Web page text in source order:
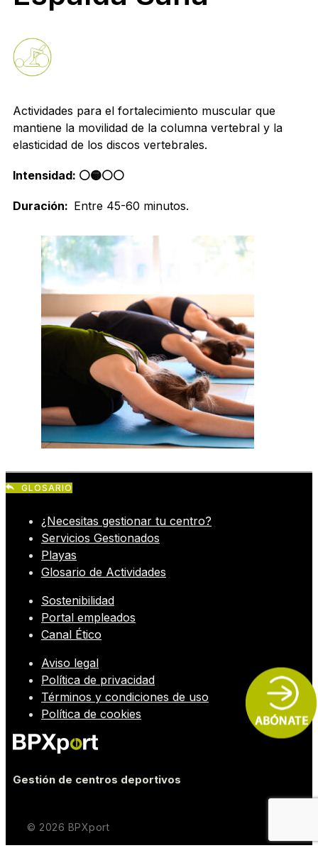
Actividades para el fortalecimiento muscular que
mantiene la movilidad de la columna vertebral y la
elasticidad de los discos vertebrales.
Intensidad: ⚪️🟡⚪️⚪
Duración: Entre 45-60 minutos.
GLOSARIO
¿Necesitas gestionar tu centro?
Servicios Gestionados
Playas
Glosario de Actividades
Sostenibilidad
Portal empleados
Canal Ético
Aviso legal
Política de privacidad
Términos y condiciones de uso
Política de cookies
Gestión de centros deportivos
© 2026 BPXport